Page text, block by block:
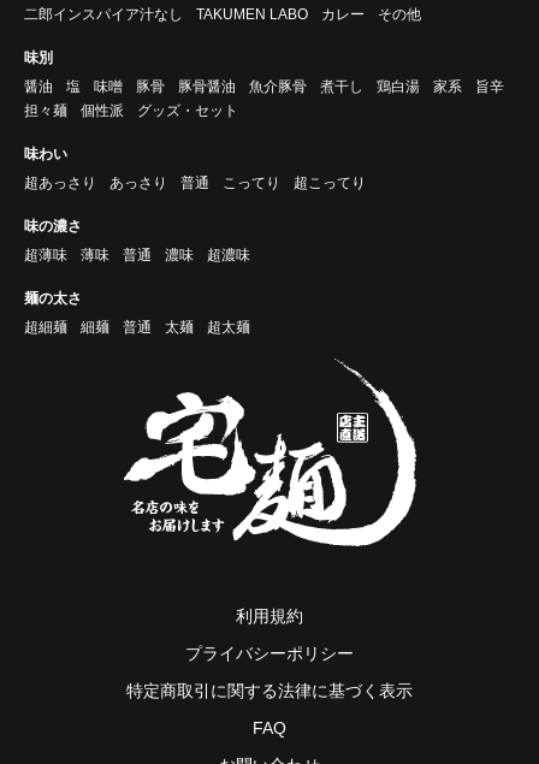
二郎インスパイア汁なし
TAKUMEN LABO カレー その他
味別
醤油
塩 味噌 豚骨 豚骨醤油 魚介豚骨 煮干し 鶏白湯 家系
旨辛
担々麺
個性派 グッズ・セット
味わい
超あっさり
あっさり 普通 こってり 超こってり
味の濃さ
超薄味
薄味 普通 濃味 超濃味
麺の太さ
超細麺
細麺 普通 太麺 超太麺
利用規約
プライバシーポリシー
特定商取引に関する法律に基づく表示
FAQ